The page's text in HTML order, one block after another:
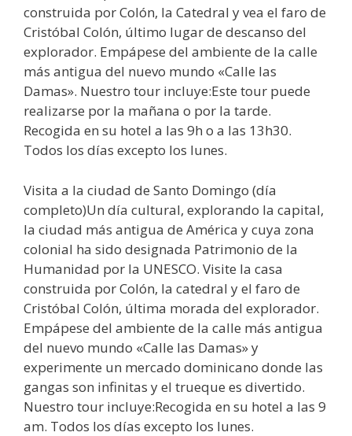
construida por Colón, la Catedral y vea el faro de
Cristóbal Colón, último lugar de descanso del
explorador. Empápese del ambiente de la calle
más antigua del nuevo mundo «Calle las
Damas». Nuestro tour incluye:Este tour puede
realizarse por la mañana o por la tarde.
Recogida en su hotel a las 9h o a las 13h30.
Todos los días excepto los lunes.
Visita a la ciudad de Santo Domingo (día
completo)Un día cultural, explorando la capital,
la ciudad más antigua de América y cuya zona
colonial ha sido designada Patrimonio de la
Humanidad por la UNESCO. Visite la casa
construida por Colón, la catedral y el faro de
Cristóbal Colón, última morada del explorador.
Empápese del ambiente de la calle más antigua
del nuevo mundo «Calle las Damas» y
experimente un mercado dominicano donde las
gangas son infinitas y el trueque es divertido.
Nuestro tour incluye:Recogida en su hotel a las 9
am. Todos los días excepto los lunes.